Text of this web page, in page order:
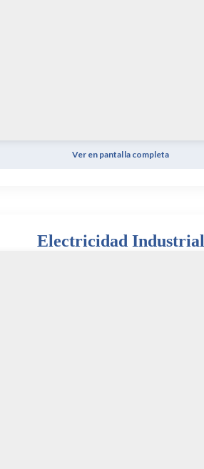
Ver en pantalla completa
Electricidad Industrial